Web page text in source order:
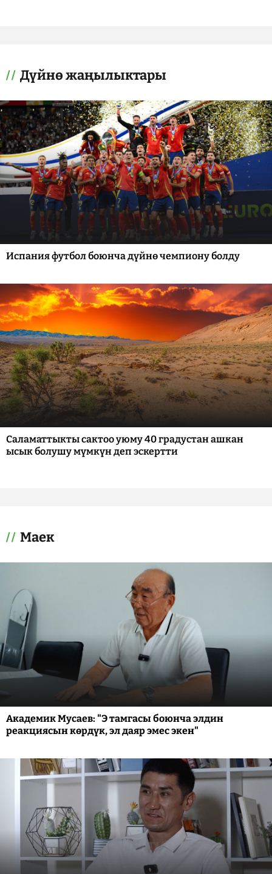
Дүйнө жаңылыктары
Испания футбол боюнча дүйнө чемпиону болду
Саламаттыкты сактоо уюму 40 градустан ашкан
ысык болушу мүмкүн деп эскертти
Маек
Академик Мусаев: "Э тамгасы боюнча элдин
реакциясын көрдүк, эл даяр эмес экен"